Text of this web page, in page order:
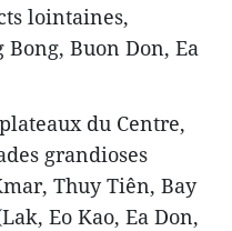
lointaines,
Buon Don, Ea
du Centre,
grandioses
Thuy Tiên, Bay
Eo Kao, Ea Don,